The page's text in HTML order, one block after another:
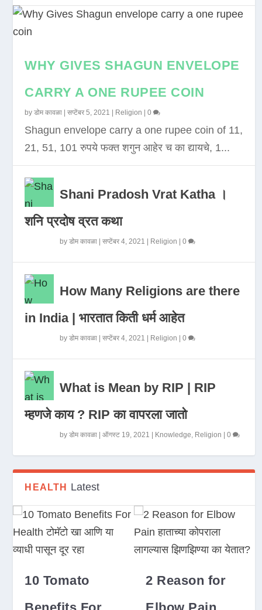
WHY GIVES SHAGUN ENVELOPE
CARRY A ONE RUPEE COIN
byडोम कावळा |सप्टेंबर 5, 2021 Religion |0
Shagun envelope carry a one rupee coin of 11,
21, 51, 101 रुपये फक्त शगुन आहेर च का द्यायचे, 1...
Shani Pradosh Vrat Katha ।
शनि प्रदोष व्रत कथा
byडोम कावळा |सप्टेंबर 4, 2021 Religion |0
How Many Religions are there
in India | भारतात किती धर्म आहेत
byडोम कावळा |सप्टेंबर 4, 2021 Religion |0
What is Mean by RIP | RIP
म्हणजे काय ? RIP का वापरला जातो
byडोम कावळा |ऑगस्ट 19, 2021 Knowledge, Religion |0
HEALTH Latest
10 Tomato
2 Reason for